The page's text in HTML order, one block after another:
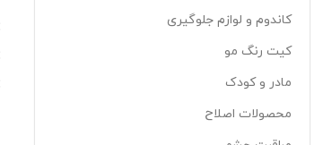
کاندوم و لوازم جلوگیری
کیت رنگ مو
مادر و کودک
محصولات اصلاح